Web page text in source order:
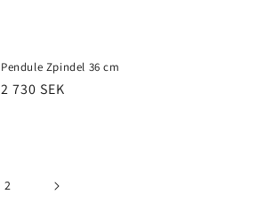
Pendule Zpindel 36 cm
Prix
2 730 SEK
2